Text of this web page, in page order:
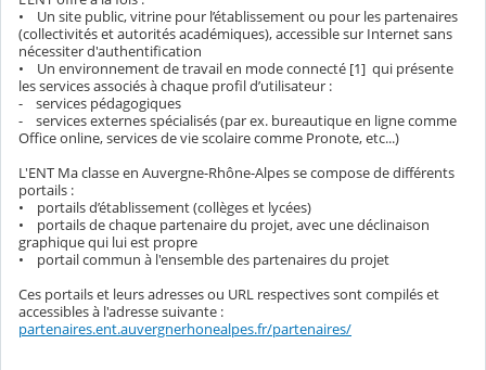
• Un site public, vitrine pour l’établissement ou pour les partenaires
(collectivités et autorités académiques), accessible sur Internet sans
nécessiter d'authentification
• Un environnement de travail en mode connecté [1] qui présente
les services associés à chaque profil d’utilisateur :
- services pédagogiques
- services externes spécialisés (par ex. bureautique en ligne comme
Office online, services de vie scolaire comme Pronote, etc...)
L'ENT Ma classe en Auvergne-Rhône-Alpes se compose de différents
portails :
• portails d’établissement (collèges et lycées)
• portails de chaque partenaire du projet, avec une déclinaison
graphique qui lui est propre
• portail commun à l'ensemble des partenaires du projet
Ces portails et leurs adresses ou URL respectives sont compilés et
accessibles à l'adresse suivante :
partenaires.ent.auvergnerhonealpes.fr/partenaires/